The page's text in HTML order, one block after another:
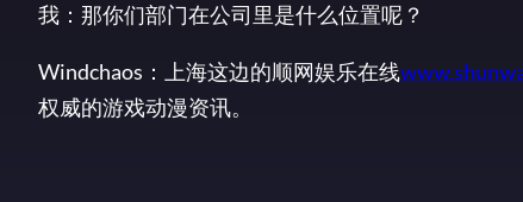
我：那你们部门在公司里是什么位置呢？
Windchaos：上海这边的顺网娱乐在线
权威的游戏动漫资讯。